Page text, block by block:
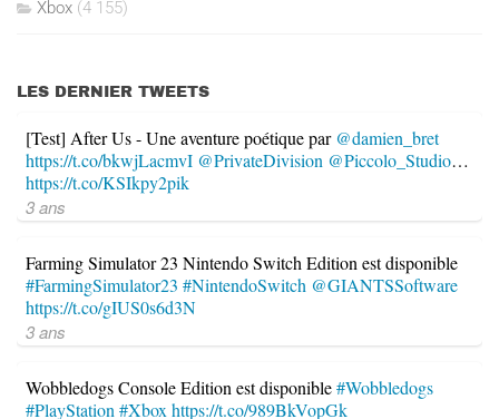
Xbox (4 155)
LES DERNIER TWEETS
[Test] After Us - Une aventure poétique par @damien_bret
https://t.co/bkwjLacmvI @PrivateDivision @Piccolo_Studio…
https://t.co/KSIkpy2pik
3 ans
Farming Simulator 23 Nintendo Switch Edition est disponible
#FarmingSimulator23 #NintendoSwitch @GIANTSSoftware
https://t.co/gIUS0s6d3N
3 ans
Wobbledogs Console Edition est disponible#Wobbledogs
#PlayStation#Xboxhttps://t.co/989BkVopGk